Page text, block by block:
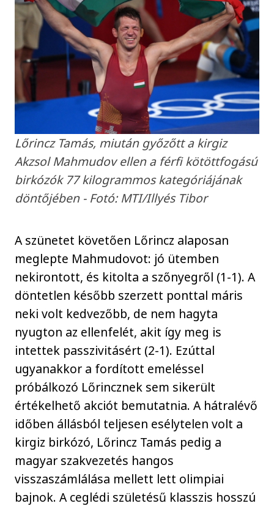
Lőrincz Tamás, miután győzőtt a kirgiz
Akzsol Mahmudov ellen a férfi kötöttfogású
birkózók 77 kilogrammos kategóriájának
döntőjében - Fotó: MTI/Illyés Tibor
A szünetet követően Lőrincz alaposan
meglepte Mahmudovot: jó ütemben
nekirontott, és kitolta a szőnyegről (1-1). A
döntetlen később szerzett ponttal máris
neki volt kedvezőbb, de nem hagyta
nyugton az ellenfelét, akit így meg is
intettek passzivitásért (2-1). Ezúttal
ugyanakkor a fordított emeléssel
próbálkozó Lőrincznek sem sikerült
értékelhető akciót bemutatnia. A hátralévő
időben állásból teljesen esélytelen volt a
kirgiz birkózó, Lőrincz Tamás pedig a
magyar szakvezetés hangos
visszaszámlálása mellett lett olimpiai
bajnok. A ceglédi születésű klasszis hosszú